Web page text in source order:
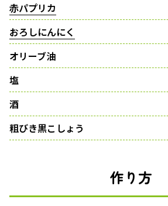
赤パプリカ
おろしにんにく
オリーブ油
塩
酒
粗びき黒こしょう
作り方